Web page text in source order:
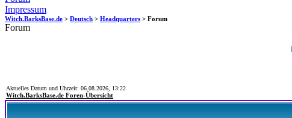
Impressum
Witch.BarksBase.de > Deutsch > Headquarters > Forum
Forum
Aktuelles Datum und Uhrzeit: 06.08.2026, 13:22
Witch.BarksBase.de Foren-Übersicht